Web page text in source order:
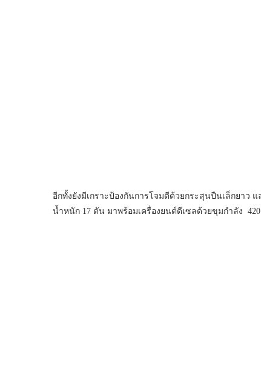
อีกทั้งยังมีเกราะป้องกันการโจมตีด้วยกระสุนปืนเล็กยาว
น้ำหนัก 17 ตัน มาพร้อมเครื่องยนต์ดีเซลด้วยขุมกำลัง